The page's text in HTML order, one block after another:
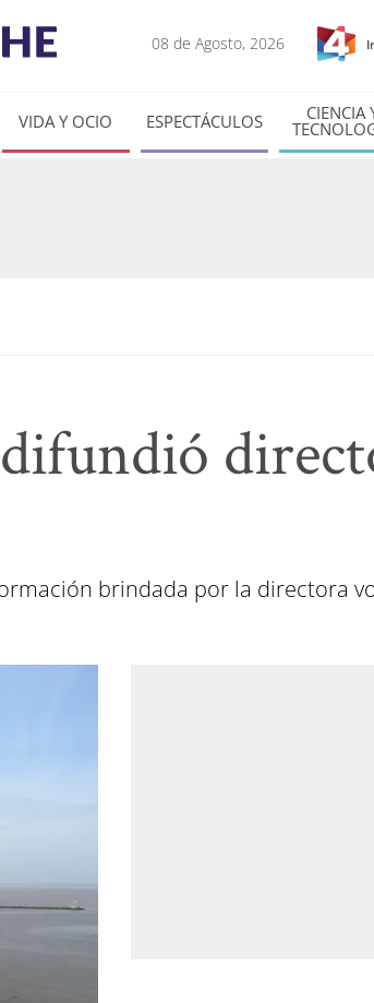
08 de Agosto, 2026
VIDA Y OCIO ESPECTÁCULOS CIENCIA
brindada por la directora